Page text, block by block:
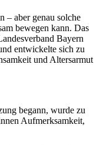
– aber genau solche
bewegen kann. Das
Bayern
entwickelte sich zu
und Altersarmut
begann, wurde zu
Aufmerksamkeit,